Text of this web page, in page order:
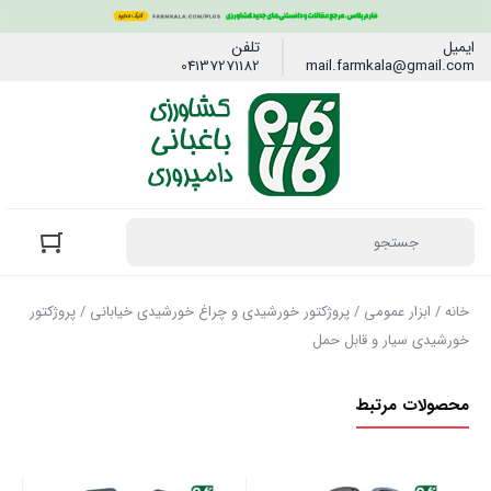
ایمیل
mail.farmkala@gmail.com
تلفن
04137271182
خانه/ ابزار عمومی /پروژکتور خورشیدی و چراغ خورشیدی خیابانی / پروژکتور
خورشیدی سیار و قابل حمل
محصولات مرتبط